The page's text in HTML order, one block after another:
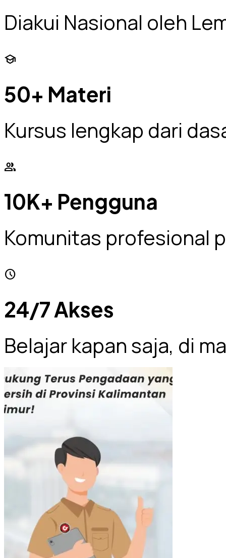
Diakui Nasional oleh
school
50+ Materi
Kursus lengkap dari
people
10K+ Pengguna
Komunitas profesional
access_time
24/7 Akses
Belajar kapan saja, di